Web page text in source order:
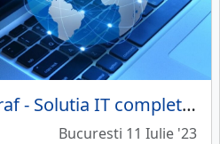
Craf - Solutia IT completa, Mentenanta si suport
Bucuresti 11 Iulie '23